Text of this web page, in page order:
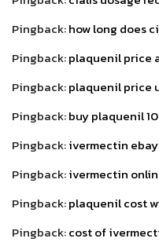
Pingback:how long does
Pingback:plaquenil price
Pingback:plaquenil price
Pingback:buy plaquenil
Pingback:ivermectin ebay
Pingback:ivermectin
Pingback:plaquenil cost
Pingback:cost of